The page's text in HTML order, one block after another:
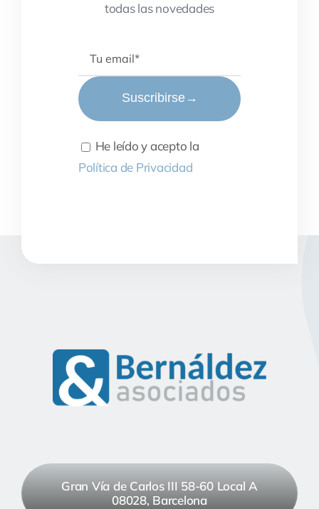
todas las novedades
Suscribirse→
He leído y acepto la
Política de Privacidad
Gran Vía de Carlos III 58-60 Local A
08028, Barcelona